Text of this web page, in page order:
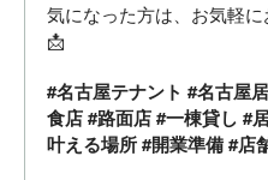
気になった方は、お気軽
📩
#名古屋テナント #名古屋
食店 #路面店 #一棟貸し #
叶える場所 #開業準備 #店